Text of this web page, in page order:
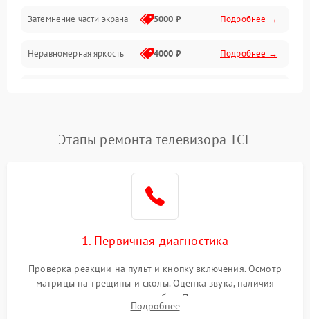
Механические повреждения
Программное обеспечение
Сеть и подключения
Затемнение части экрана 5000 ₽ Подробнее →
Неравномерная яркость 4000 ₽ Подробнее →
Этапы ремонта телевизора TCL
1. Первичная диагностика
Проверка реакции на пульт и кнопку включения. Осмотр
матрицы на трещины и сколы. Оценка звука, наличия
подсветки и индикаторов ошибок. Подключение тестовых
источников сигнала для выявления симптомов поломки.
Подробнее